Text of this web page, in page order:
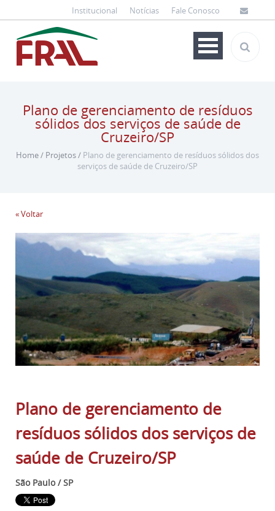
Institucional Notícias Fale Conosco
Plano de gerenciamento de resíduos
sólidos dos serviços de saúde de
Cruzeiro/SP
Home/ Projetos/ Plano de gerenciamento de resíduos sólidos dos
serviços de saúde de Cruzeiro/SP
« Voltar
Plano de gerenciamento de
resíduos sólidos dos serviços de
saúde de Cruzeiro/SP
São Paulo / SP